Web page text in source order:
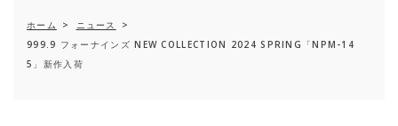
ホーム > ニュース
>
999.9 フォーナインズ NEW COLLECTION 2024 SPRING「NPM-14
5」新作入荷